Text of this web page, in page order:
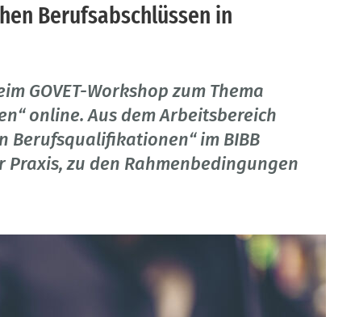
Berufsabschlüssen in
GOVET-Workshop zum Thema
online. Aus dem Arbeitsbereich
Berufsqualifikationen“ im BIBB
zu den Rahmenbedingungen